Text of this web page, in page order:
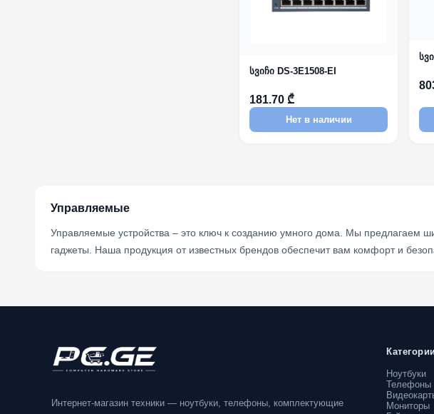
სვიჩი DS-3E1508-EI
181.70 ₾
Нет в наличии
Управляемые
Управляемые устройства – это ключ к созданию умного дома. Мы предлагаем
гаджеты. Наша продукция от известных брендов обеспечит вам комфорт и
Интернет-магазин техники — ноутбуки, телефоны, комплектующие
Категории
Ноутбуки
Телефоны
Мониторы